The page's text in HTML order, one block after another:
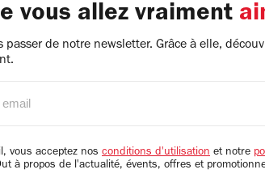
vous allez vraiment
passer de notre newsletter. Grâce à elle,
vous acceptez nos conditions d'utilisation et notre
à propos de l'actualité, évents, offres et